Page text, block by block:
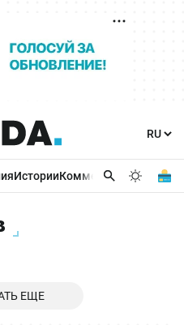
ИсторииКомментарииБизнес
ЕЩЕ